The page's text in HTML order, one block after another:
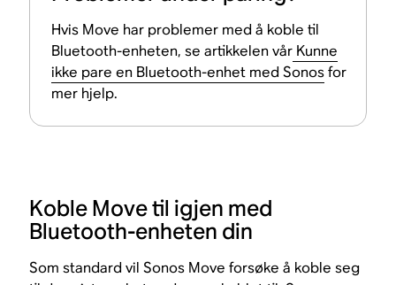
Hvis Move har problemer med å koble til
Bluetooth-enheten, se artikkelen vår Kunne
ikke pare en Bluetooth-enhet med Sonosfor
mer hjelp.
Koble Move til igjen med
Bluetooth-enheten din
Som standard vil Sonos Move forsøke å koble seg